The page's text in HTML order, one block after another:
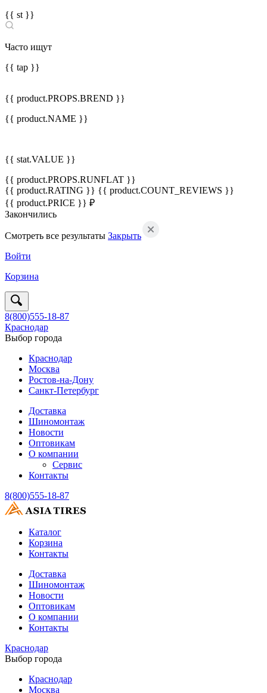
{{ st }}
Часто ищут
{{ tap }}
{{ product.PROPS.BREND }}
{{ product.NAME }}
{{ stat.VALUE }}
{{ product.PROPS.RUNFLAT }}
{{ product.RATING }} {{ product.COUNT_REVIEWS }}
{{ product.PRICE }} ₽
Закончились
Смотреть все результаты Закрыть
Войти
Корзина
8(800)555-18-87
Краснодар
Выбор города
Краснодар
Москва
Ростов-на-Дону
Санкт-Петербург
Доставка
Шиномонтаж
Новости
Оптовикам
О компании
Сервис
Контакты
8(800)555-18-87
Каталог
Корзина
Контакты
Доставка
Шиномонтаж
Новости
Оптовикам
О компании
Контакты
Краснодар
Выбор города
Краснодар
Москва